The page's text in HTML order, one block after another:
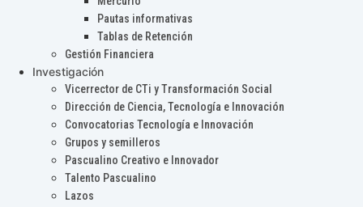
Pautas informativas
Tablas de Retención
Gestión Financiera
Investigación
Vicerrector de CTi y Transformación Social
Dirección de Ciencia, Tecnología e Innovación
Convocatorias Tecnología e Innovación
Grupos y semilleros
Pascualino Creativo e Innovador
Talento Pascualino
Lazos